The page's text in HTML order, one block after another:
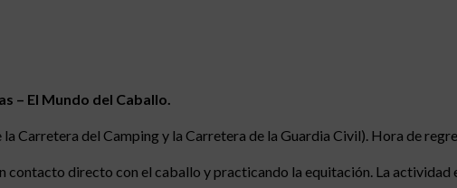
– El Mundo del Caballo.
Carretera del Camping y la Carretera de la Guardia Civil). Hora de
contacto directo con el caballo y practicando la equitación. La actividad